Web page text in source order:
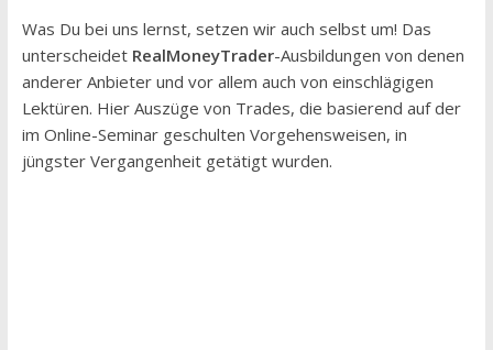
Was Du bei uns lernst, setzen wir auch selbst um! Das
unterscheidet RealMoneyTrader-Ausbildungen von denen
anderer Anbieter und vor allem auch von einschlägigen
Lektüren. Hier Auszüge von Trades, die basierend auf der
im Online-Seminar geschulten Vorgehensweisen, in
jüngster Vergangenheit getätigt wurden.